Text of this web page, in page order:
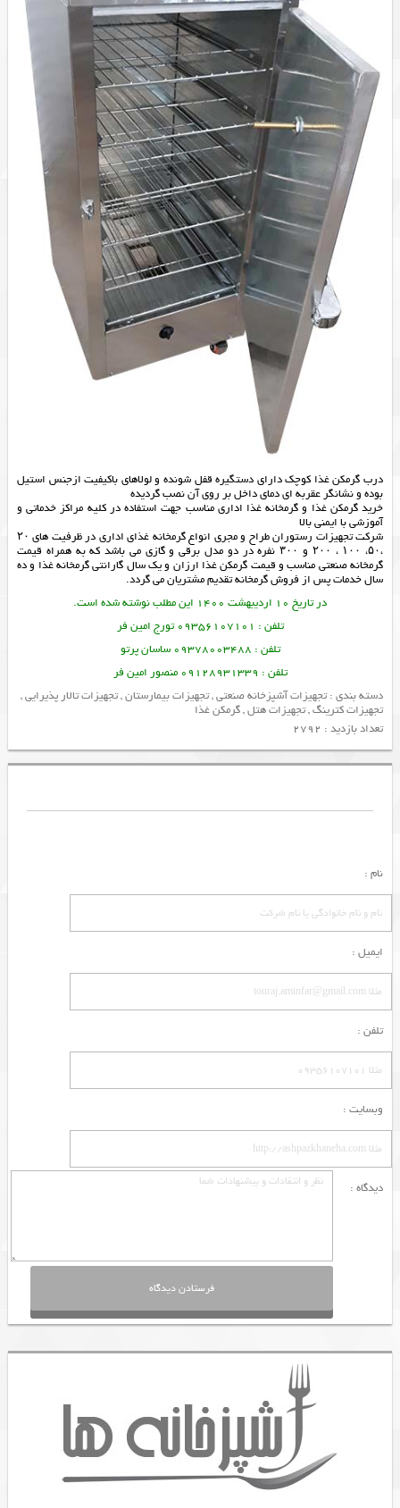
درب گرمکن غذا کوچک دارای دستگیره قفل شونده و لولاهای باکیفیت ازجنس استیل
بوده و نشانگر عقربه ای دمای داخل بر روی آن نصب گردیده
خرید گرمکن غذا و گرمخانه غذا اداری مناسب جهت استفاده در کلیه مراکز خدماتی و
آموزشی با ایمنی بالا
شرکتتجهیزات رستوران
طراح و مجری انواع گرمخانه غذای اداری در ظرفیت های ۲۰
،۵۰، ۱۰۰ ، ۲۰۰ و ۳۰۰ نفره در دو مدل برقی و گازی می باشد که به همراه قیمت
گرمخانه صنعتی مناسب و قیمت گرمکن غذا ارزان و یک سال گارانتیگرمخانه غذا و ده
سال خدمات پس از فروشگرمخانهتقدیم مشتریان می گردد.
در تاریخ 10 اردیبهشت 1400 این مطلب نوشته شده است.
تلفن : 09356107101 تورج امین فر
تلفن : 09378003488 ساسان پرتو
تلفن : 09128931339 منصور امین فر
دسته بندی :تجهیزات آشپزخانه صنعتی,تجهیزات بیمارستان,تجهیزات تالار پذیرایی,
تجهیزات کترینگ,تجهیزات هتل,گرمکن غذا
تعداد بازدید : 2792
نام :
ایمیل :
تلفن :
وبسایت :
دیدگاه :